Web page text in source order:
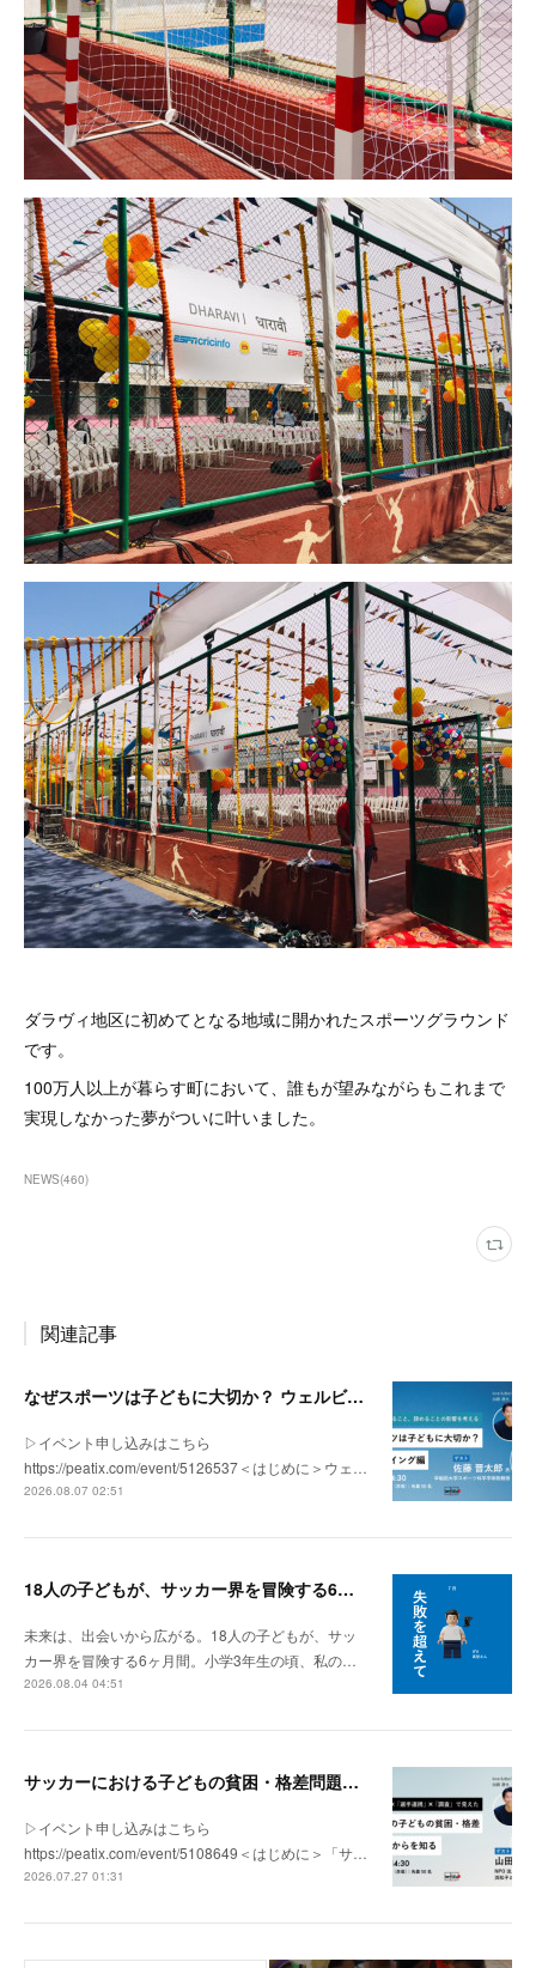
ダラヴィ地区に初めてとなる地域に開かれたスポーツグラウンド
です。
100万人以上が暮らす町において、誰もが望みながらもこれまで
実現しなかった夢がついに叶いました。
NEWS(460)
関連記事
なぜスポーツは子どもに大切か？ ウェルビーイング編 | 「社会とサッカー」 vol.2
▷イベント申し込みはこちら
https://peatix.com/event/5126537＜はじめに＞ウェ…
2026.08.07 02:51
18人の子どもが、サッカー界を冒険する6ヶ月間。
未来は、出会いから広がる。18人の子どもが、サッ
カー界を冒険する6ヶ月間。小学3年生の頃、私の…
2026.08.04 04:51
サッカーにおける子どもの貧困・格差問題の現状 | 「社会とサッカー」vol.1
▷イベント申し込みはこちら
https://peatix.com/event/5108649＜はじめに＞「サ…
2026.07.27 01:31